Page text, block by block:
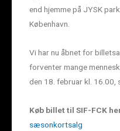
end hjemme på JYSK
København.
Vi har nu åbnet for
forventer mange
den 18. februar kl.
Køb billet til SIF-FCK
sæsonkortsalg